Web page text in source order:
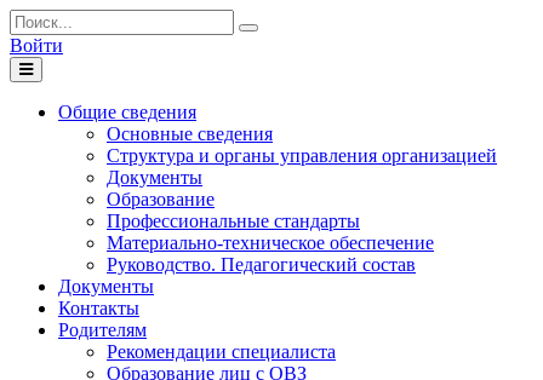
Войти
Toggle
navigation
Общие сведения
Основные сведения
Структура и органы управления организацией
Документы
Образование
Профессиональные стандарты
Материально-техническое обеспечение
Руководство. Педагогический состав
Документы
Контакты
Родителям
Рекомендации специалиста
Образование лиц с ОВЗ